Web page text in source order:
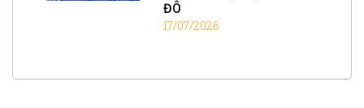
ĐÔ
17/07/2026